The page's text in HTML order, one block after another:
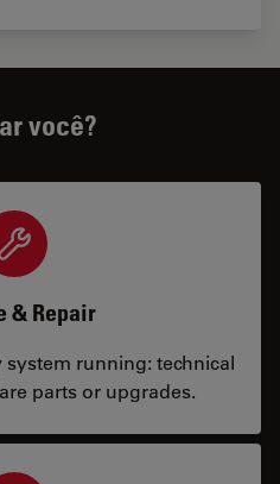
você?
& Repair
running: technical
parts or upgrades.